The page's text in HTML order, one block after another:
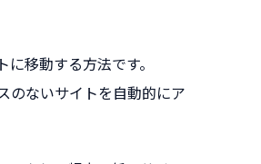
移動する方法です。
のないサイトを自動的にア